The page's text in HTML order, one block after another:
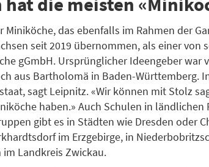
Miniköche, das ebenfalls im Rahmen der
seit 2019 übernommen, als einer von
gGmbH. Ursprünglicher Ideengeber war
aus Bartholomä in Baden-Württemberg.
sagt Leipnitz. «Wir können mit Stolz
haben.» Auch Schulen in ländlichen
gibt es in Städten wie Dresden oder
im Erzgebirge, in
Landkreis Zwickau.